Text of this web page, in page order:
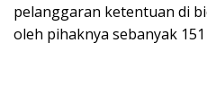
pelanggaran ketentuan di
oleh pihaknya sebanyak